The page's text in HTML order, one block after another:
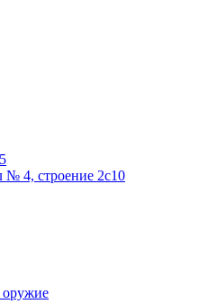
№ 4, строение 2с10
оружие